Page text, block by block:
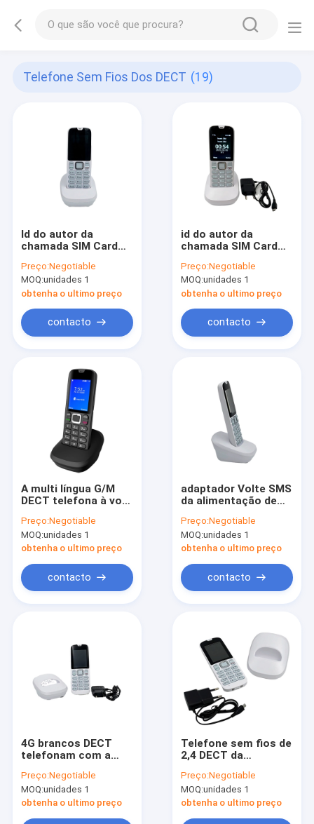
Telefone Sem Fios Dos DECT (19)
Id do autor da
chamada SIM Card
SMS do telefone sem
fios de LTE DECT
Preço:Negotiable
MOQ:unidades 1
obtenha o ultimo preço
contacto
id do autor da
chamada SIM Card
telefônica do
telefone sem corda
de 2G DECT
Preço:Negotiable
MOQ:unidades 1
obtenha o ultimo preço
contacto
A multi língua G/M
DECT telefona à voz
Preço:Negotiable
MOQ:unidades 1
obtenha o ultimo preço
contacto
adaptador Volte SMS
da alimentação de
fios 5V de 4G LTE
DECT
Preço:Negotiable
MOQ:unidades 1
obtenha o ultimo preço
contacto
4G brancos DECT
telefonam com a
1000mAh de
Bluetooth 4,0 Volte
Preço:Negotiable
MOQ:unidades 1
obtenha o ultimo preço
Telefone sem fios de
2,4 DECT da
polegada, telefone
sem fio de LTE DECT
Preço:Negotiable
MOQ:unidades 1
obtenha o ultimo preço